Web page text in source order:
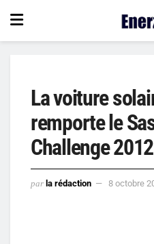
La voiture
remporte le
Challenge 2012
par la rédaction 8 octobre